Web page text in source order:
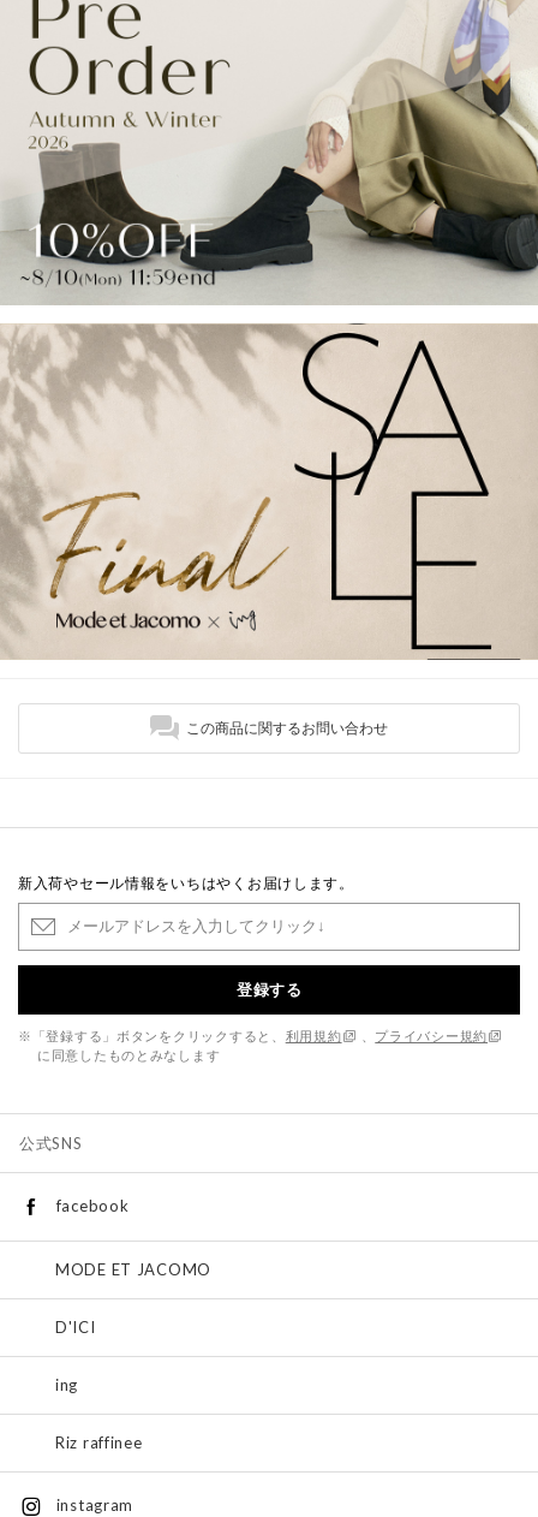
この商品に関するお問い合わせ
新入荷やセール情報をいちはやくお届けします。
登録する
※「登録する」ボタンをクリックすると、 利用規約
プライバシー規約
に同意したものとみなします
公式SNS
facebook
MODE ET JACOMO
D'ICI
ing
Riz raffinee
instagram